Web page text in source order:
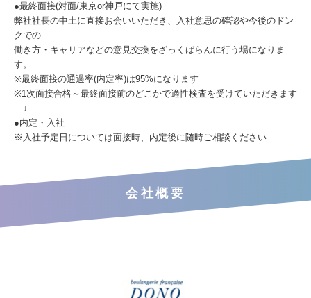
●最終面接(対面/東京or神戸にて実施)
弊社社長の中土に直接お会いいただき、入社意思の確認や今後のドン
クでの
働き方・キャリアなどの意見交換をざっくばらんに行う場になりま
す。
※最終面接の通過率(内定率)は95%になります
※1次面接合格～最終面接前のどこかで適性検査を受けていただきます
↓
●内定・入社
※入社予定日については面接時、内定後に随時ご相談ください
会社概要